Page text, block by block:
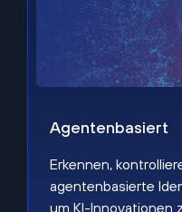
Agentenbasiert
Erkennen,
agentenbasierte
um KI-Innovationen